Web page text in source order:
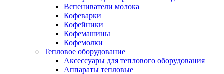
Вспениватели молока
Кофеварки
Кофейники
Кофемашины
Кофемолки
Тепловое оборудование
Аксессуары для теплового оборудования
Аппараты тепловые